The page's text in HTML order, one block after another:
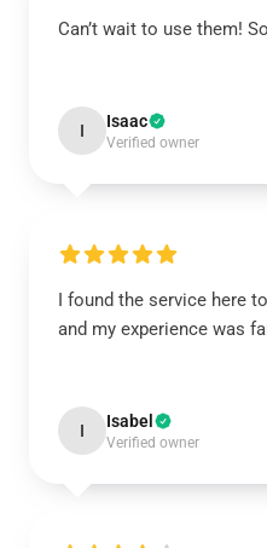
Can’t wait to use them!
I Isaac
Verified owner
I found the service here
and my experience was
I Isabel
Verified owner